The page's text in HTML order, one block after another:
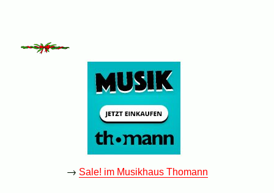
→ Sale! im Musikhaus Thomann